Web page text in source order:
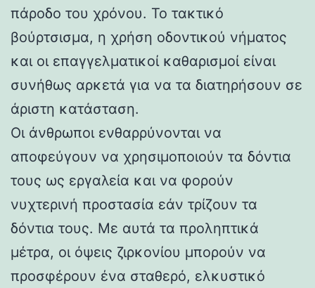
πάροδο του χρόνου. Το τακτικό
βούρτσισμα, η χρήση οδοντικού νήματος
και οι επαγγελματικοί καθαρισμοί είναι
συνήθως αρκετά για να τα διατηρήσουν σε
άριστη κατάσταση.
Οι άνθρωποι ενθαρρύνονται να
αποφεύγουν να χρησιμοποιούν τα δόντια
τους ως εργαλεία και να φορούν
νυχτερινή προστασία εάν τρίζουν τα
δόντια τους. Με αυτά τα προληπτικά
μέτρα, οι όψεις ζιρκονίου μπορούν να
προσφέρουν ένα σταθερό, ελκυστικό